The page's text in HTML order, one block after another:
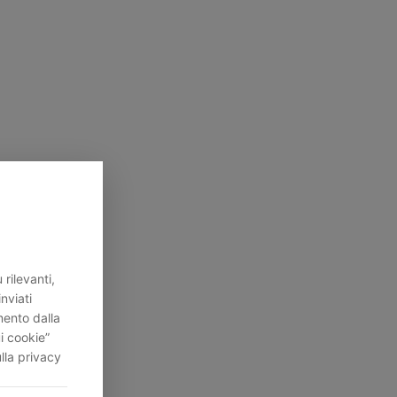
rilevanti,
dalla
cookie”
privacy